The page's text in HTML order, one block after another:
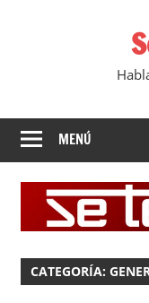
MENÚ
CATEGORÍA: